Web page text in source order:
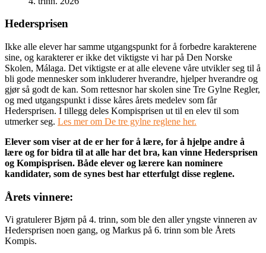
Hedersprisen
Ikke alle elever har samme utgangspunkt for å forbedre karakterene
sine, og karakterer er ikke det viktigste vi har på Den Norske
Skolen, Málaga. Det viktigste er at alle elevene våre utvikler seg til å
bli gode mennesker som inkluderer hverandre, hjelper hverandre og
gjør så godt de kan. Som rettesnor har skolen sine Tre Gylne Regler,
og med utgangspunkt i disse kåres årets medelev som får
Hedersprisen. I tillegg deles Kompisprisen ut til en elev til som
utmerker seg. Les mer om De tre gylne reglene her.
Elever som viser at de er her for å lære, for å hjelpe andre å
lære og for bidra til at alle har det bra, kan vinne Hedersprisen
og Kompisprisen. Både elever og lærere kan nominere
kandidater, som de synes best har etterfulgt disse reglene.
Årets vinnere:
Vi gratulerer Bjørn på 4. trinn, som ble den aller yngste vinneren av
Hedersprisen noen gang, og Markus på 6. trinn som ble Årets
Kompis.